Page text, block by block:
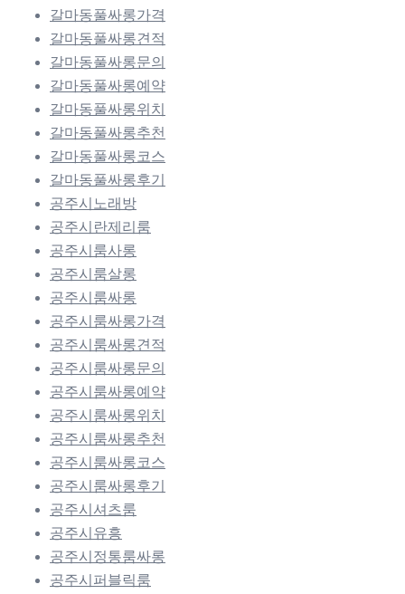
갈마동풀싸롱가격
갈마동풀싸롱견적
갈마동풀싸롱문의
갈마동풀싸롱예약
갈마동풀싸롱위치
갈마동풀싸롱추천
갈마동풀싸롱코스
갈마동풀싸롱후기
공주시노래방
공주시란제리룸
공주시룸사롱
공주시룸살롱
공주시룸싸롱
공주시룸싸롱가격
공주시룸싸롱견적
공주시룸싸롱문의
공주시룸싸롱예약
공주시룸싸롱위치
공주시룸싸롱추천
공주시룸싸롱코스
공주시룸싸롱후기
공주시셔츠룸
공주시유흥
공주시정통룸싸롱
공주시퍼블릭룸